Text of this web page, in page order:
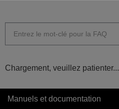
Chargement, veuillez patienter...
Manuels et documentation